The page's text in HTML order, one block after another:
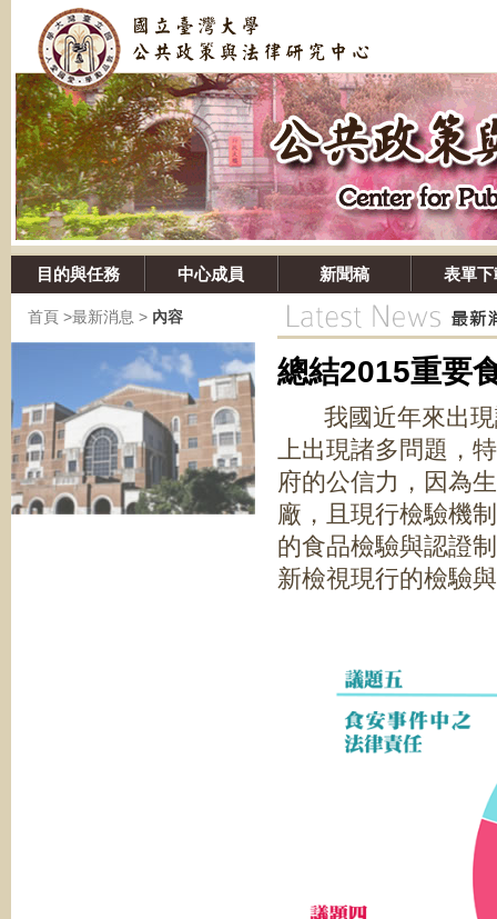
目的與任務 中心成員 新聞稿 表單下
首頁 >最新消息 > 內容
總結2015重要
我國近年來出現
上出現諸多問題，
府的公信力，因為
廠，且現行檢驗機
的食品檢驗與認證
新檢視現行的檢驗